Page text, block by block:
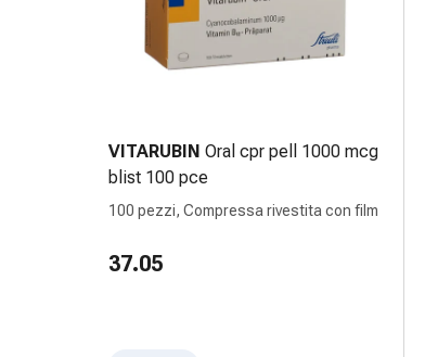
viso
Raffreddore
sanguigna
Cuore
compressive
di
VITARUBIN Oral cpr pell 1000 mcg
blist 100 pce
100 pezzi, Compressa rivestita con film
37.05